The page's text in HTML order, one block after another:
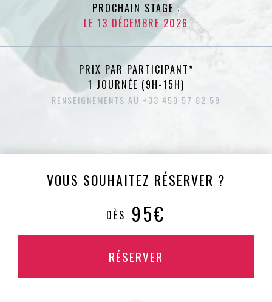
PROCHAIN STAGE :
LE 13 DÉCEMBRE 2026
PRIX PAR PARTICIPANT*
1 JOURNÉE (9H-15H)
RENSEIGNEMENTS AU +33 450 57 82 59
VOUS SOUHAITEZ RÉSERVER ?
DÈS 95€
RÉSERVER